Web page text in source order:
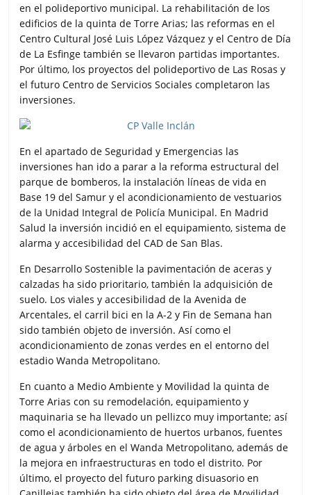
en el polideportivo municipal. La rehabilitación de los
edificios de la quinta de Torre Arias; las reformas en el
Centro Cultural José Luis López Vázquez y el Centro de Día
de La Esfinge también se llevaron partidas importantes.
Por último, los proyectos del polideportivo de Las Rosas y
el futuro Centro de Servicios Sociales completaron las
inversiones.
En el apartado de Seguridad y Emergencias las
inversiones han ido a parar a la reforma estructural del
parque de bomberos, la instalación líneas de vida en
Base 19 del Samur y el acondicionamiento de vestuarios
de la Unidad Integral de Policía Municipal. En Madrid
Salud la inversión incidió en el equipamiento, sistema de
alarma y accesibilidad del CAD de San Blas.
En Desarrollo Sostenible la pavimentación de aceras y
calzadas ha sido prioritario, también la adquisición de
suelo. Los viales y accesibilidad de la Avenida de
Arcentales, el carril bici en la A-2 y Fin de Semana han
sido también objeto de inversión. Así como el
acondicionamiento de zonas verdes en el entorno del
estadio Wanda Metropolitano.
En cuanto a Medio Ambiente y Movilidad la quinta de
Torre Arias con su remodelación, equipamiento y
maquinaria se ha llevado un pellizco muy importante; así
como el acondicionamiento de huertos urbanos, fuentes
de agua y árboles en el Wanda Metropolitano, además de
la mejora en infraestructuras en todo el distrito. Por
último, el proyecto del futuro parking disuasorio en